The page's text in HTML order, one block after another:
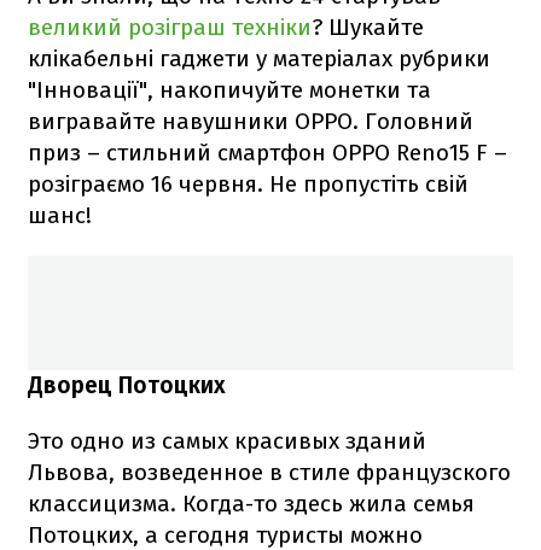
великий розіграш техніки? Шукайте
клікабельні гаджети у матеріалах рубрики
"Інновації", накопичуйте монетки та
вигравайте навушники OPPO. Головний
приз – стильний смартфон ОРРО Reno15 F –
розіграємо 16 червня. Не пропустіть свій
шанс!
Дворец Потоцких
Это одно из самых красивых зданий
Львова, возведенное в стиле французского
классицизма. Когда-то здесь жила семья
Потоцких, а сегодня туристы можно